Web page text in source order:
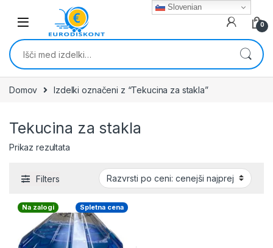
Skip to navigation
0
Išči:
Domov Izdelki označeni z “Tekucina za stakla”
Tekucina za stakla
Prikaz rezultata
Filters
Na zalogi Spletna cena
Slovenian